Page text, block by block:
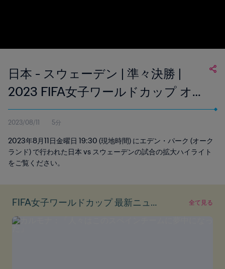
日本 - スウェーデン | 準々決勝 |
2023 FIFA女子ワールドカップ オー
ストラリア/ニュージーランド | エク
ステンデッド・ハイライト
2023/08/11 5分
2023年8月11日金曜日 19:30 (現地時間) にエデン・パーク (オーク
ランド) で行われた日本 vs スウェーデンの試合の拡大ハイライト
をご覧ください。
FIFA女子ワールドカップ 最新ニュー
ス
全て見る